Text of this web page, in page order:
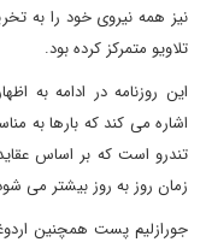
نیز همه نیروی خود را به
تلاویو متمرکز کرده بود.
این روزنامه در ادامه به
اشاره می کند که بارها به
تندرو است که بر اساس
زمان روز به روز بیشتر می
جورازلیم پست همچنین